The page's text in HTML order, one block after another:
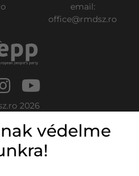
email:
office@rmdsz.ro
2026
védelme